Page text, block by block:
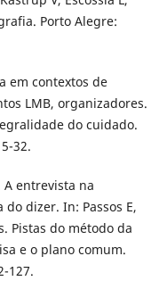
Porto Alegre:
em contextos de
LMB, organizadores.
do cuidado.
32.
A entrevista na
dizer. In: Passos E,
Pistas do método da
e o plano comum.
127.